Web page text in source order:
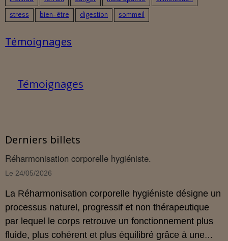
stress
bien-être digestion sommeil
Témoignages
Témoignages
Derniers billets
Réharmonisation corporelle hygiéniste.
Le 24/05/2026
La Réharmonisation corporelle hygiéniste désigne un
processus naturel, progressif et non thérapeutique
par lequel le corps retrouve un fonctionnement plus
fluide, plus cohérent et plus équilibré grâce à une